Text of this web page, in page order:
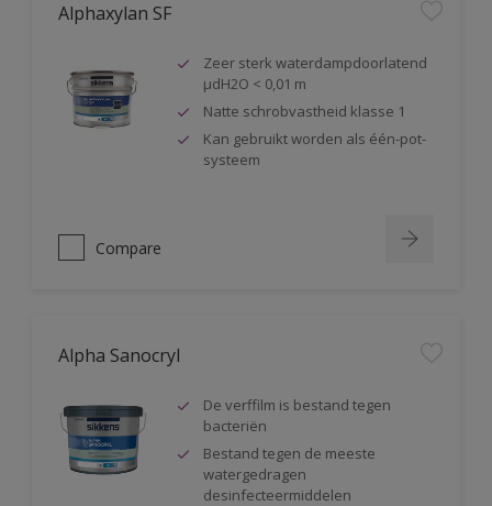
Alphaxylan SF
Zeer sterk waterdampdoorlatend
µdH2O < 0,01 m
Natte schrobvastheid klasse 1
Kan gebruikt worden als één-pot-
systeem
Compare
Alpha Sanocryl
De verffilm is bestand tegen
bacteriën
Bestand tegen de meeste
watergedragen
desinfecteermiddelen